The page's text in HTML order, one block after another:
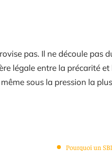
pas. Il ne découle pas
légale entre la précarité
sous la pression la
Pourquoi un